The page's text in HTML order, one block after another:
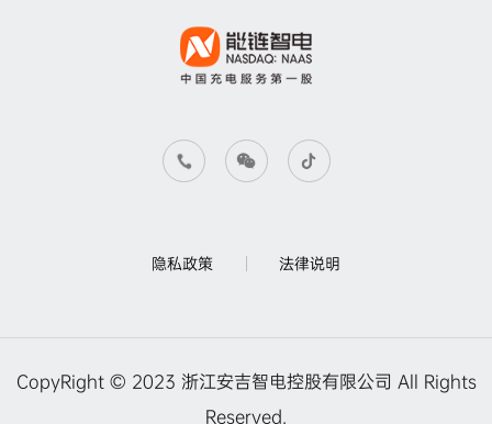
隐私政策 法律说明
CopyRight © 2023 浙江安吉智电控股有限公司 All Rights
Reserved.